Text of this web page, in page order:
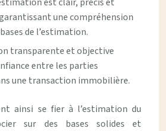
une compréhension
de l’estimation.
transparente et objective
entre les parties
une transaction immobilière.
ainsi se fier à l’estimation du
sur des bases solides et